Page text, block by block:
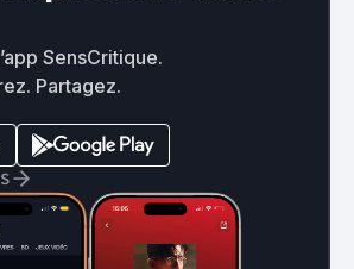
SensCritique.
Partagez.